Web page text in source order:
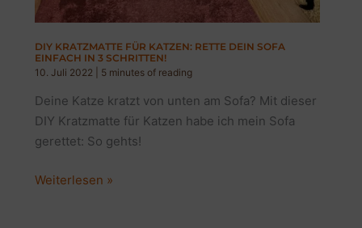
DIY KRATZMATTE FÜR KATZEN: RETTE DEIN SOFA
EINFACH IN 3 SCHRITTEN!
10. Juli 2022
5 minutes of reading
Deine Katze kratzt von unten am Sofa? Mit dieser
DIY Kratzmatte für Katzen habe ich mein Sofa
gerettet: So gehts!
DIY
Weiterlesen »